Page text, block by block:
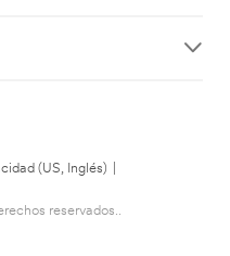
(US, Inglés)
reservados..